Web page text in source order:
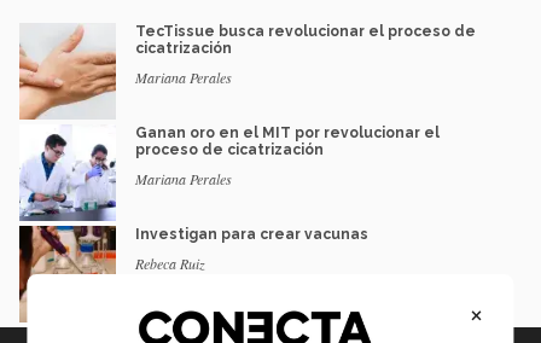
TecTissue busca revolucionar el proceso de
cicatrización
Mariana Perales
Ganan oro en el MIT por revolucionar el
proceso de cicatrización
Mariana Perales
Investigan para crear vacunas
Rebeca Ruiz
×